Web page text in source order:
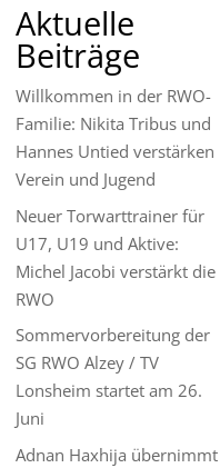
Aktuelle
Beiträge
Willkommen in der RWO-
Familie: Nikita Tribus und
Hannes Untied verstärken
Verein und Jugend
Neuer Torwarttrainer für
U17, U19 und Aktive:
Michel Jacobi verstärkt die
RWO
Sommervorbereitung der
SG RWO Alzey / TV
Lonsheim startet am 26.
Juni
Adnan Haxhija übernimmt